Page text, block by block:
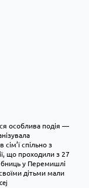
особлива подія —
спільно з
що проходили з 27
у Перемишлі
дітьми мали